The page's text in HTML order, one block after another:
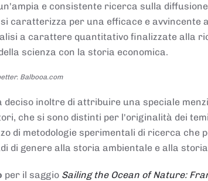
e consistente ricerca sulla
si caratterizza per una efficace e
a carattere quantitativo finalizzate alla
scienza con la storia economica.
Balbooa.com
deciso inoltre di attribuire una speciale
che si sono distinti per l'originalità dei
di metodologie sperimentali di ricerca che
di genere alla storia ambientale e alla
per il saggio Sailing the Ocean of Nature: